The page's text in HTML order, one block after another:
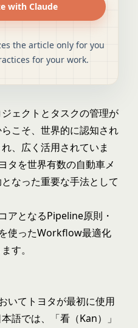
with Claude
the article only for you
for your work.
ェクトとタスクの管理が
こそ、世界的に認知され
、広く活用されていま
タを世界有数の自動車メ
なった重要な手法として
アとなるPipeline原則・
使ったWorkflow最適化
す。
いてトヨタが最初に使用
語では、「看（Kan）」